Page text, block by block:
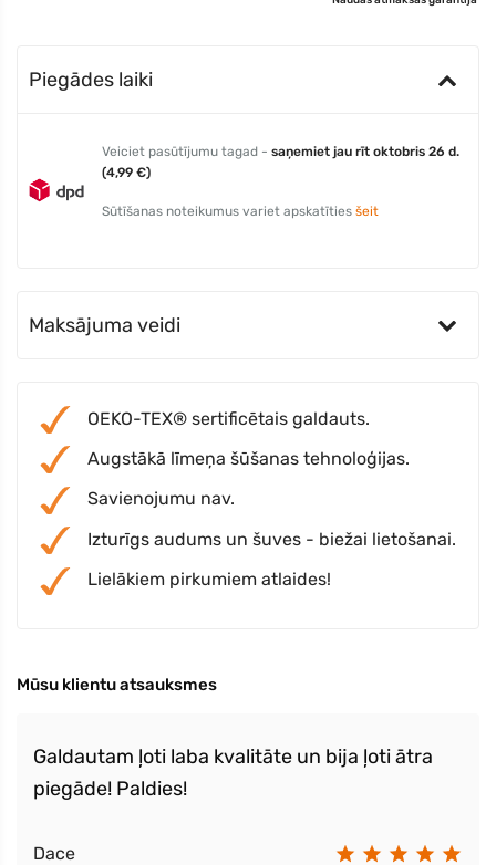
Piegādes laiki
Veiciet pasūtījumu tagad - saņemiet jau rīt oktobris 26 d.
(4,99 €)
Sūtīšanas noteikumus variet apskatīties šeit
Maksājuma veidi
OEKO-TEX® sertificētais galdauts.
Augstākā līmeņa šūšanas tehnoloģijas.
Savienojumu nav.
Izturīgs audums un šuves - biežai lietošanai.
Lielākiem pirkumiem atlaides!
Mūsu klientu atsauksmes
Galdautam ļoti laba kvalitāte un bija ļoti ātra
piegāde! Paldies!
Dace